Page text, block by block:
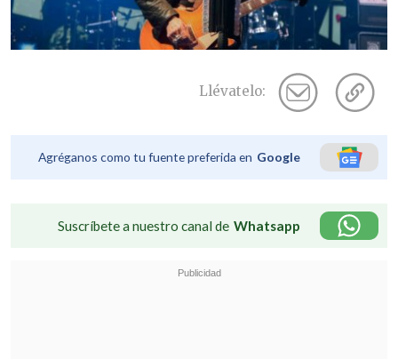
Llévatelo:
Agréganos como tu fuente preferida en Google
Suscríbete a nuestro canal de Whatsapp